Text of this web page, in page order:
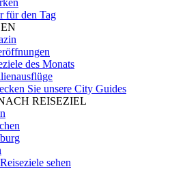
für den Tag
des Monats
Sie unsere City Guides
REISEZIEL
sehen